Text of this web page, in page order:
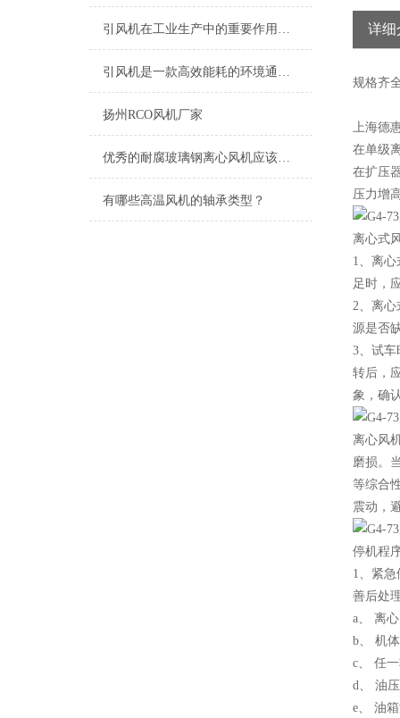
引风机在工业生产中的重要作用及发展趋势
引风机是一款高效能耗的环境通风设备
扬州RCO风机厂家
优秀的耐腐玻璃钢离心风机应该具备以下特点
有哪些高温风机的轴承类型？
详细
规格齐
上海德
在单级
在扩压
压力增
离心式
1、离
足时，
2、离心
源是否
3、试
转后，
象，确
离心风
磨损。
等综合
震动，
停机程
1、紧
善后处
a、 离
b、 机
c、 任
d、 油
e、 油